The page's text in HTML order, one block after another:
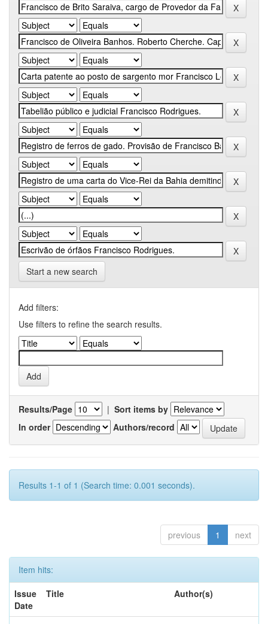
Start a new search
Add filters:
Use filters to refine the search results.
Results/Page | Sort items by
In order
Authors/record
Results 1-1 of 1 (Search time: 0.001 seconds).
previous 1 next
Item hits:
Issue
Date
Title Author(s)